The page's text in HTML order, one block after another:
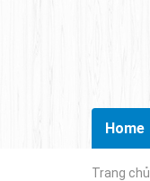
Home
Trang chủ